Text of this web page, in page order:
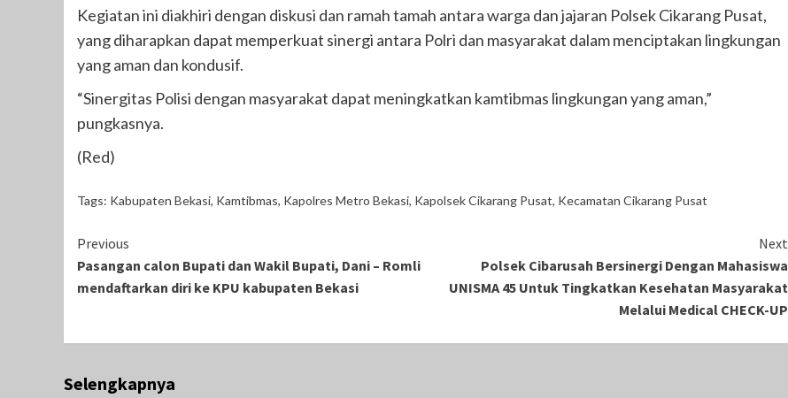
Kegiatan ini diakhiri dengan diskusi dan ramah tamah antara warga dan jajaran Polsek Cikarang Pusat,
yang diharapkan dapat memperkuat sinergi antara Polri dan masyarakat dalam menciptakan lingkungan
yang aman dan kondusif.
“Sinergitas Polisi dengan masyarakat dapat meningkatkan kamtibmas lingkungan yang aman,”
pungkasnya.
(Red)
Tags: Kabupaten Bekasi, Kamtibmas, Kapolres Metro Bekasi, Kapolsek Cikarang Pusat, Kecamatan Cikarang Pusat
Continue
Reading
Previous
Pasangan calon Bupati dan Wakil Bupati, Dani – Romli
mendaftarkan diri ke KPU kabupaten Bekasi
Next
Polsek Cibarusah Bersinergi Dengan Mahasiswa
UNISMA 45 Untuk Tingkatkan Kesehatan Masyarakat
Melalui Medical CHECK-UP
Selengkapnya